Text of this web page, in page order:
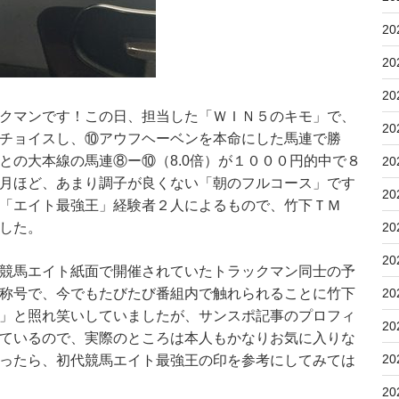
マンです！この日、担当した「ＷＩＮ５のキモ」で、
ョイスし、⑩アウフヘーベンを本命にした馬連で勝
の大本線の馬連⑧ー⑩（8.0倍）が１０００円的中で８
ほど、あまり調子が良くない「朝のフルコース」です
エイト最強王」経験者２人によるもので、竹下ＴＭ
た。
馬エイト紙面で開催されていたトラックマン同士の予
号で、今でもたびたび番組内で触れられることに竹下
と照れ笑いしていましたが、サンスポ記事のプロフィ
いるので、実際のところは本人もかなりお気に入りな
たら、初代競馬エイト最強王の印を参考にしてみては